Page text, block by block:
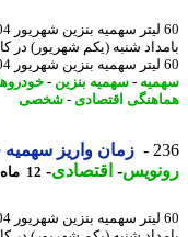
شنبه (یکم شهریور) در
-سهمیه بنزین-
اقتصادی-شخصی
زمان واریز سهمیه
-اقتصادی-12 ماه پیش - جمعه 31 مرداد 1404، 16:53